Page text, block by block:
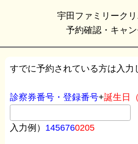
宇田ファミリーク
予約確認・キャ
すでに予約されている方は入力
診察券番号・登録番号+誕生日
入力例） 1456760205